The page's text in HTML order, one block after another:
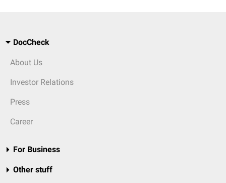
DocCheck
About Us
Investor Relations
Press
Career
For Business
Other stuff